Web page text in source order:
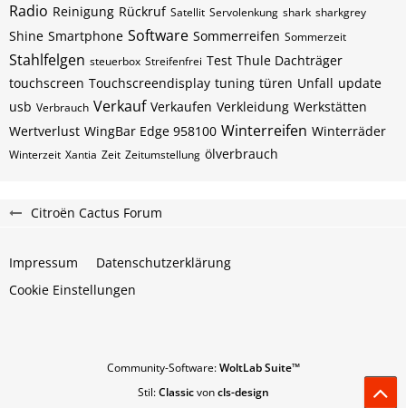
Radio Reinigung Rückruf Satellit Servolenkung shark sharkgrey
Shine Smartphone Software Sommerreifen Sommerzeit
Stahlfelgen steuerbox Streifenfrei Test Thule Dachträger
touchscreen Touchscreendisplay tuning türen Unfall update
usb Verbrauch Verkauf Verkaufen Verkleidung Werkstätten
Wertverlust WingBar Edge 958100 Winterreifen Winterräder
Winterzeit Xantia Zeit Zeitumstellung ölverbrauch
Citroën Cactus Forum
Impressum
Datenschutzerklärung
Cookie Einstellungen
Community-Software:WoltLab Suite™
Stil:Classicvoncls-design